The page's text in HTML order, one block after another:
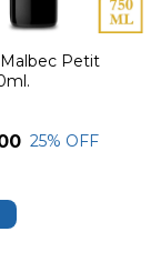
Petit
25% OFF